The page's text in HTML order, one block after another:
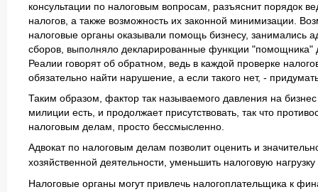
консультации по налоговым вопросам, разъяснит порядок
налогов, а также возможность их законной минимизации.
налоговые органы оказывали помощь бизнесу, занимались
сборов, выполняло декларированные функции
Реалии говорят об обратном, ведь в каждой проверке
обязательно найти нарушение, а если такого нет, -
Таким образом, фактор так называемого давления на
милиции есть, и продолжает присутствовать, так что
налоговым делам, просто бессмысленно.
Адвокат по налоговым делам позволит оценить и
хозяйственной деятельности, уменьшить налоговую
Налоговые органы могут привлечь налогоплательщика к